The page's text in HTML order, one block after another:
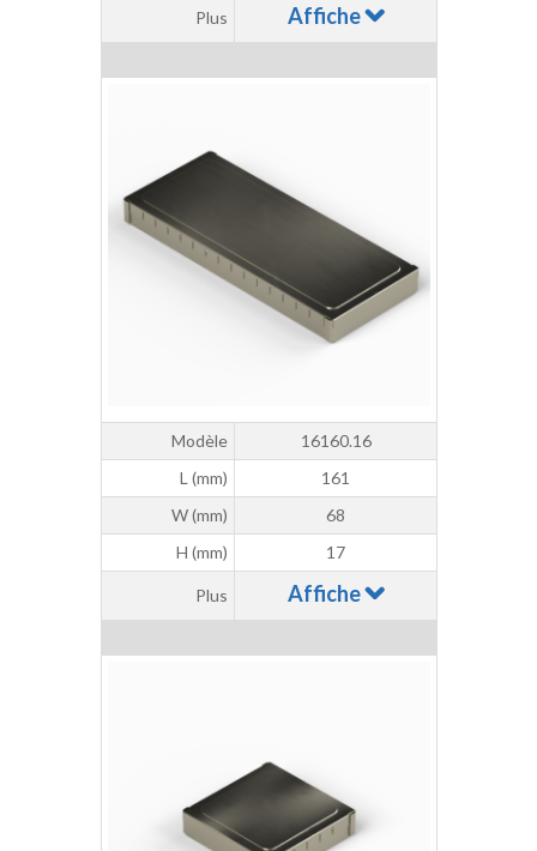
Plus Affiche
Modèle
16160.16
L (mm)
161
W (mm)
68
H (mm)
17
Plus Affiche